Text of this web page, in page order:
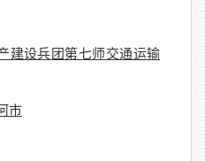
建设兵团第七师交通运输
市